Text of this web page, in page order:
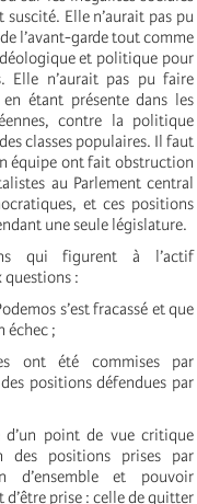
suscité. Elle n’aurait pas pu
l’avant-garde tout comme
et politique pour
Elle n’aurait pas pu faire
étant présente dans les
contre la politique
classes populaires. Il faut
équipe ont fait obstruction
au Parlement central
et ces positions
une seule législature.
qui figurent à l’actif
questions :
s’est fracassé et que
échec ;
ont été commises par
positions défendues par
point de vue critique
des positions prises par
d’ensemble et pouvoir
prise : celle de quitter